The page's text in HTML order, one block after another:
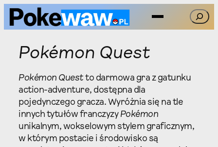
Przejdź
Szukaj
Pokémon Quest
Pokémon Quest to darmowa gra z gatunku
action-adventure, dostępna dla
pojedynczego gracza. Wyróżnia się na tle
innych tytułów franczyzy Pokémon
unikalnym, wokselowym stylem graficznym,
w którym postacie i środowisko są